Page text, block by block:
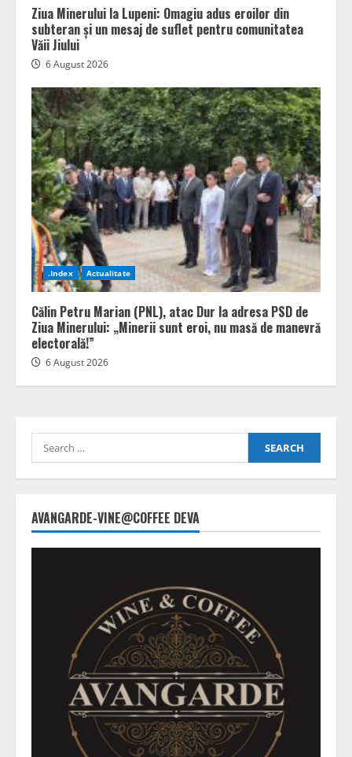
Ziua Minerului la Lupeni: Omagiu adus eroilor din
subteran și un mesaj de suflet pentru comunitatea
Văii Jiului
6 August 2026
.Index Actualitate
Călin Petru Marian (PNL), atac Dur la adresa PSD de
Ziua Minerului: „Minerii sunt eroi, nu masă de manevră
electorală!”
6 August 2026
Search
for:
AVANGARDE-VINE@COFFEE DEVA